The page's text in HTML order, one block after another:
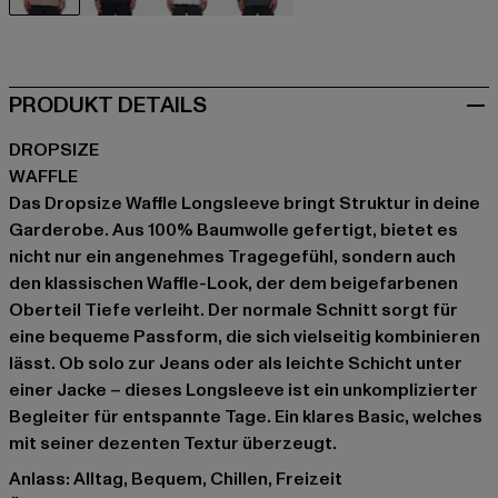
PRODUKT DETAILS
DROPSIZE
WAFFLE
Das Dropsize Waffle Longsleeve bringt Struktur in deine
Garderobe. Aus 100% Baumwolle gefertigt, bietet es
nicht nur ein angenehmes Tragegefühl, sondern auch
den klassischen Waffle-Look, der dem beigefarbenen
Oberteil Tiefe verleiht. Der normale Schnitt sorgt für
eine bequeme Passform, die sich vielseitig kombinieren
lässt. Ob solo zur Jeans oder als leichte Schicht unter
einer Jacke – dieses Longsleeve ist ein unkomplizierter
Begleiter für entspannte Tage. Ein klares Basic, welches
mit seiner dezenten Textur überzeugt.
Anlass: Alltag, Bequem, Chillen, Freizeit